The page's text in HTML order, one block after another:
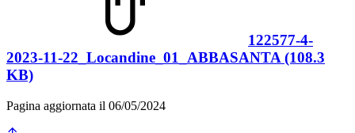
122577-4-
2023-11-22_Locandine_01_ABBASANTA (108.3
KB)
Pagina aggiornata il 06/05/2024